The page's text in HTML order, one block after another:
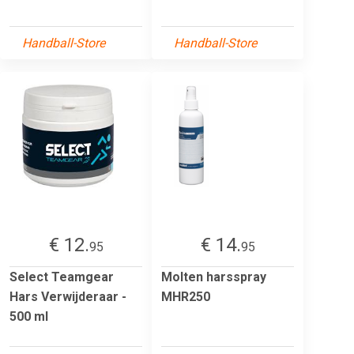
Handball-Store Handball-Store
€ 12.95
Select Teamgear
Hars Verwijderaar -
500 ml
€ 14.95
Molten harsspray
MHR250